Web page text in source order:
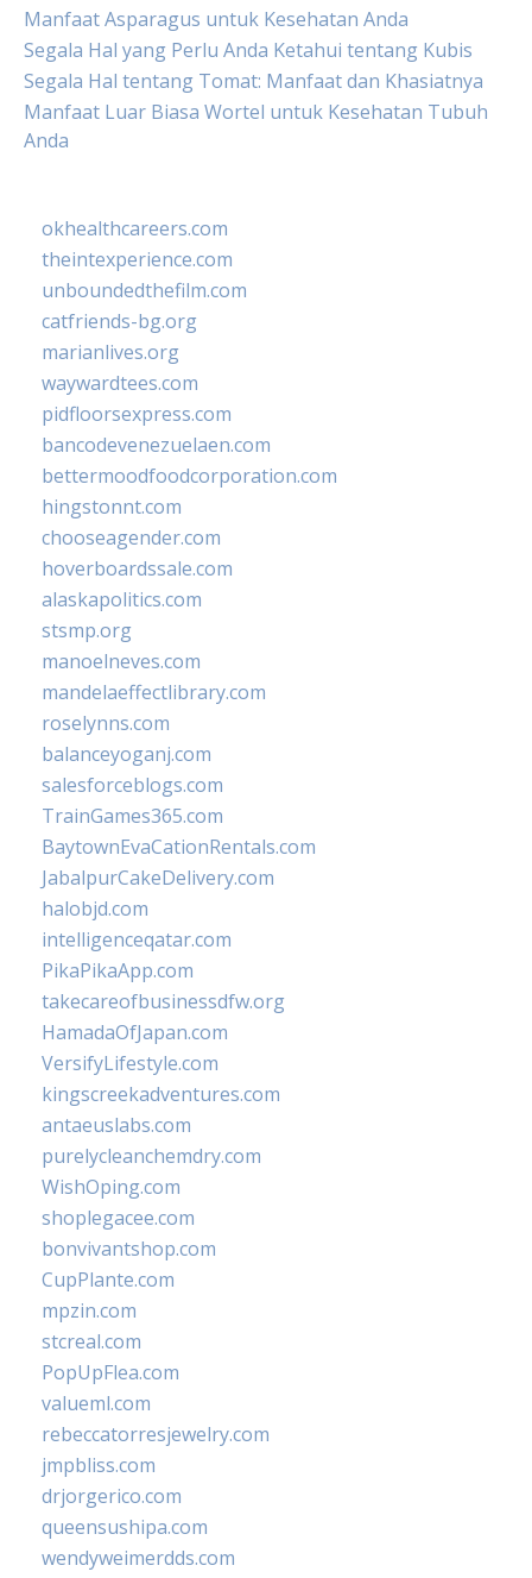
Manfaat Asparagus untuk Kesehatan Anda
Segala Hal yang Perlu Anda Ketahui tentang Kubis
Segala Hal tentang Tomat: Manfaat dan Khasiatnya
Manfaat Luar Biasa Wortel untuk Kesehatan Tubuh
Anda
okhealthcareers.com
theintexperience.com
unboundedthefilm.com
catfriends-bg.org
marianlives.org
waywardtees.com
pidfloorsexpress.com
bancodevenezuelaen.com
bettermoodfoodcorporation.com
hingstonnt.com
chooseagender.com
hoverboardssale.com
alaskapolitics.com
stsmp.org
manoelneves.com
mandelaeffectlibrary.com
roselynns.com
balanceyoganj.com
salesforceblogs.com
TrainGames365.com
BaytownEvaCationRentals.com
JabalpurCakeDelivery.com
halobjd.com
intelligenceqatar.com
PikaPikaApp.com
takecareofbusinessdfw.org
HamadaOfJapan.com
VersifyLifestyle.com
kingscreekadventures.com
antaeuslabs.com
purelycleanchemdry.com
WishOping.com
shoplegacee.com
bonvivantshop.com
CupPlante.com
mpzin.com
stcreal.com
PopUpFlea.com
valueml.com
rebeccatorresjewelry.com
jmpbliss.com
drjorgerico.com
queensushipa.com
wendyweimerdds.com